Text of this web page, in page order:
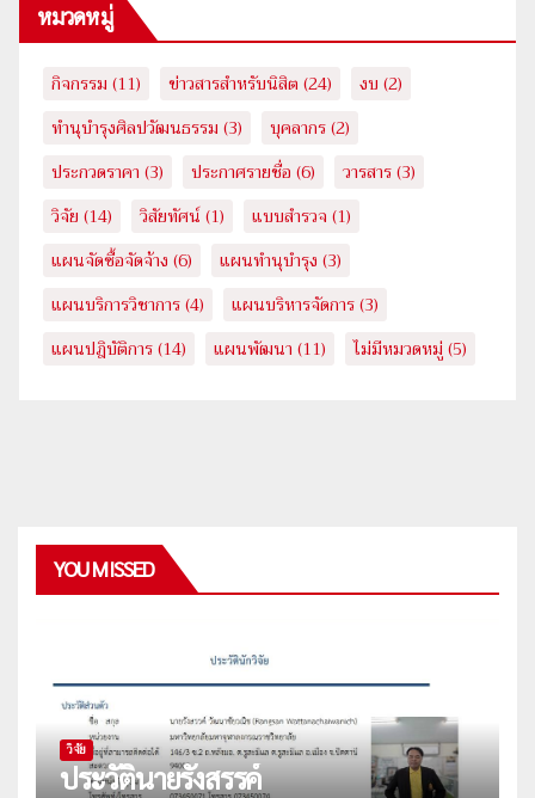
หมวดหมู่
กิจกรรม (11) ข่าวสารสำหรับนิสิต (24) งบ (2)
ทำนุบำรุงศิลปวัฒนธรรม (3) บุคลากร(2)
ประกวดราคา (3) ประกาศรายชื่อ (6) วารสาร(3)
วิจัย (14) วิสัยทัศน์(1) แบบสำรวจ (1)
แผนจัดซื้อจัดจ้าง (6) แผนทำนุบำรุง (3)
แผนบริการวิชาการ(4) แผนบริหารจัดการ(3)
แผนปฎิบัติการ(14) แผนพัฒนา (11) ไม่มีหมวดหมู่(5)
YOU MISSED
วิจัย
ประวัตินายรังสรรค์